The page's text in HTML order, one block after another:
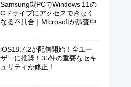
Samsung製PCでWindows 11の
Cドライブにアクセスできなく
なる不具合｜Microsoftが調査中
iOS18.7.2が配信開始！全ユー
ザーに推奨！35件の重要なセキ
ュリティが修正！